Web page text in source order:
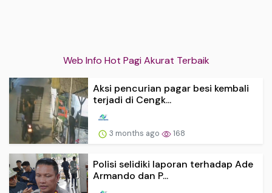
Web Info Hot Pagi Akurat Terbaik
Aksi pencurian pagar besi kembali
terjadi di Cengk...
3 months ago 168
Polisi selidiki laporan terhadap Ade
Armando dan P...